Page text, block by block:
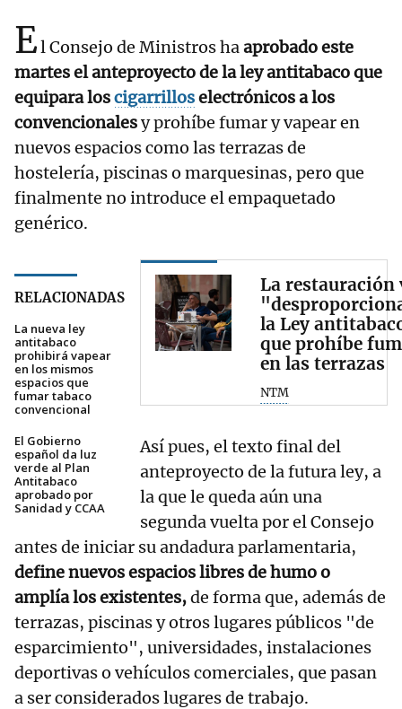
El Consejo de Ministros haaprobado este
martes el anteproyecto de la ley antitabaco que
equipara loscigarrilloselectrónicos a los
convencionalesy prohíbe fumar y vapear en
nuevos espacios como las terrazas de
hostelería, piscinas o marquesinas, pero que
finalmente no introduce el empaquetado
genérico.
RELACIONADAS
La nueva ley
antitabaco
prohibirá vapear
en los mismos
espacios que
fumar tabaco
convencional
El Gobierno
español da luz
verde al Plan
Antitabaco
aprobado por
Sanidad y CCAA
La restauración
la Ley
que prohíbe
en las terrazas
NTM
Así pues, el texto final del
anteproyecto de la futura ley, a
la que le queda aún una
segunda vuelta por el Consejo
antes de iniciar su andadura parlamentaria,
define nuevos espacios libres de humo o
amplía los existentes,de forma que, además de
terrazas, piscinas y otros lugares públicos "de
esparcimiento", universidades, instalaciones
deportivas o vehículos comerciales, que pasan
a ser considerados lugares de trabajo.